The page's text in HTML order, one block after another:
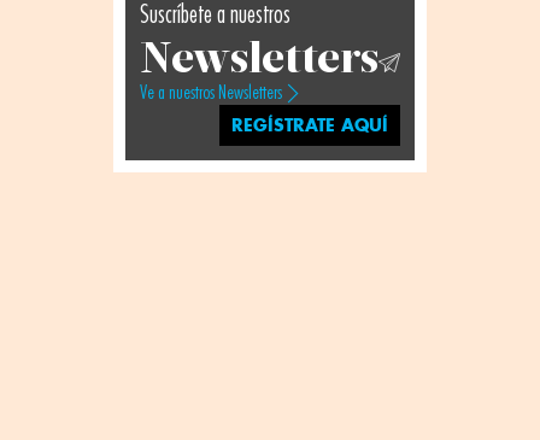
Suscríbete a nuestros
Newsletters
Ve a nuestros Newsletters
REGÍSTRATE AQUÍ